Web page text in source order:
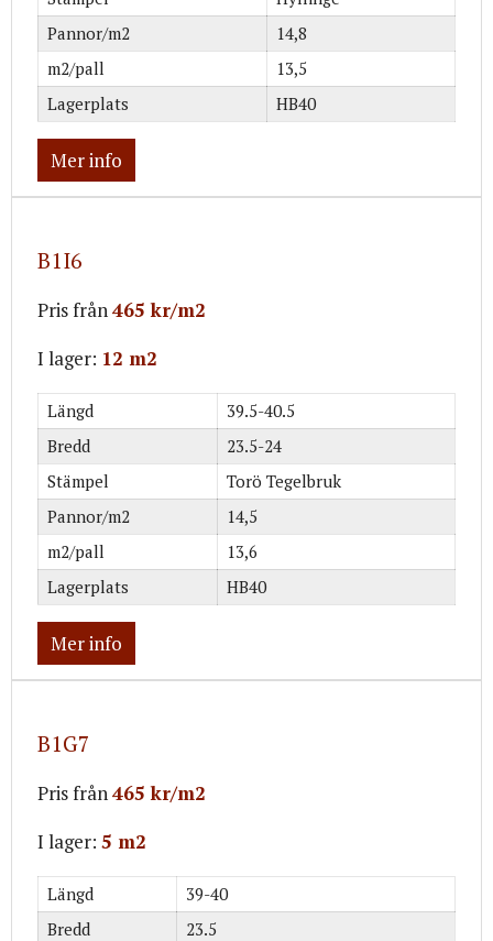
Pannor/m2
14,8
m2/pall
13,5
Lagerplats
HB40
Mer info
B1I6
Pris från465 kr/m2
I lager: 12 m2
Längd
39.5-40.5
Bredd
23.5-24
Stämpel
Torö Tegelbruk
Pannor/m2
14,5
m2/pall
13,6
Lagerplats
HB40
Mer info
B1G7
Pris från465 kr/m2
I lager: 5 m2
Längd
39-40
Bredd
23.5